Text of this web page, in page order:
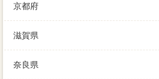
京都府
滋賀県
奈良県